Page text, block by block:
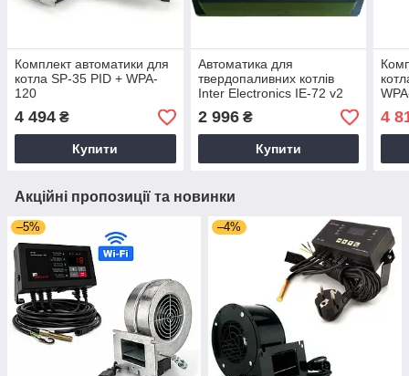
Комплект автоматики для
котла SP-35 PID + WPA-
120
4 494 ₴
Купити
Автоматика для
твердопаливних котлів
Inter Electronics IE-72 v2
2 996₴
Купити
4
Акційні пропозиції та новинки
–5% –4%